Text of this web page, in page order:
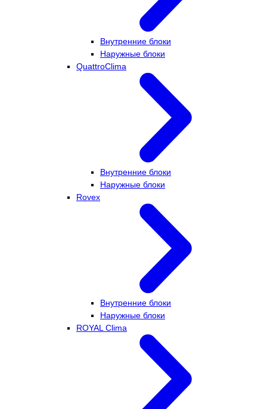
Внутренние блоки
Наружные блоки
QuattroClima
Внутренние блоки
Наружные блоки
Rovex
Внутренние блоки
Наружные блоки
ROYAL Clima